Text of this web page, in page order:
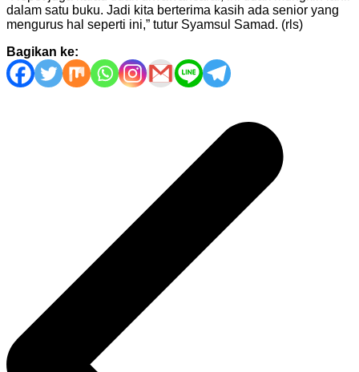
dalam satu buku. Jadi kita berterima kasih ada senior yang
mengurus hal seperti ini,” tutur Syamsul Samad. (rls)
Bagikan ke: